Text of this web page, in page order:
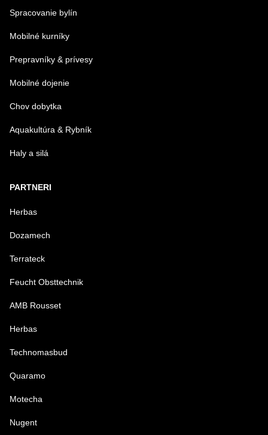
Spracovanie bylín
Mobilné kurníky
Prepravníky & prívesy
Mobilné dojenie
Chov dobytka
Aquakultúra & Rybník
Haly a silá
PARTNERI
Herbas
Dozamech
Terrateck
Feucht Obsttechnik
AMB Rousset
Herbas
Technomasbud
Quaramo
Motecha
Nugent